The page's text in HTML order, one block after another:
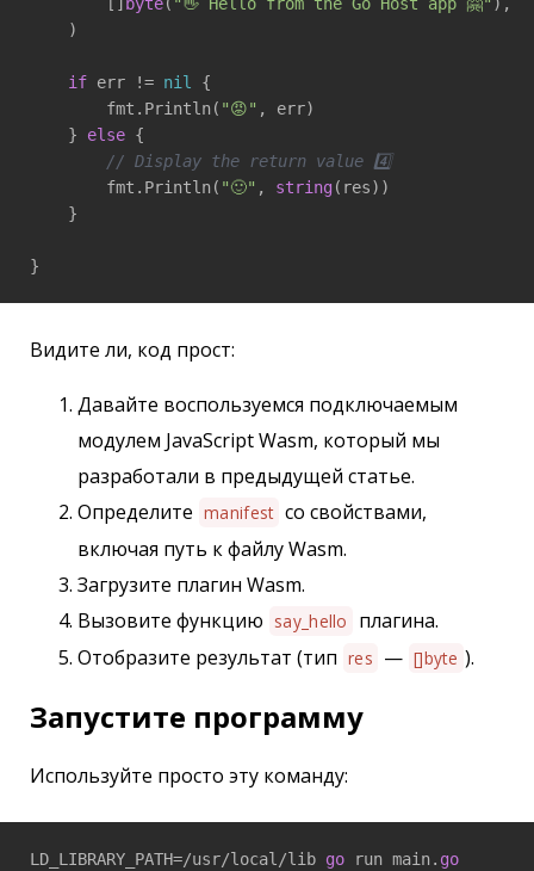
    )
if err != nil
{
        fmt.Println(
"😡" , err)
    }
else {
// Display the return value 4️⃣
        fmt.Println(
"🙂" , string (res))
    }
Видите ли, код прост:
Давайте воспользуемся подключаемым
модулем JavaScript Wasm, который мы
разработали в предыдущей статье.
Определите manifest со свойствами,
включая путь к файлу Wasm.
Загрузите плагин Wasm.
Вызовите функцию say_hello
плагина.
Отобразите результат (тип res — []byte ).
Запустите программу
Используйте просто эту команду:
LD_LIBRARY_PATH=/usr/local/lib go run main. go